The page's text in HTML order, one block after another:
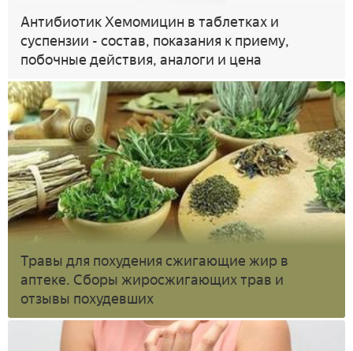
Антибиотик Хемомицин в таблетках и
суспензии - состав, показания к приему,
побочные действия, аналоги и цена
Травы для похудения сжигающие жир в
аптеке. Сборы жиросжигающих трав и
отзывы похудевших